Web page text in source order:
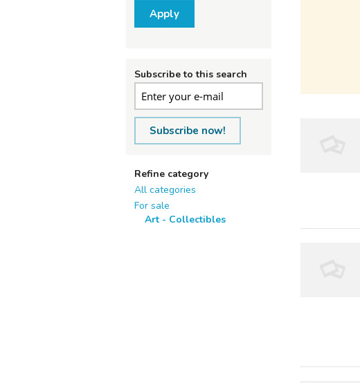
Apply
Subscribe to this search
Subscribe now!
Refine category
All categories
For sale
Art - Collectibles